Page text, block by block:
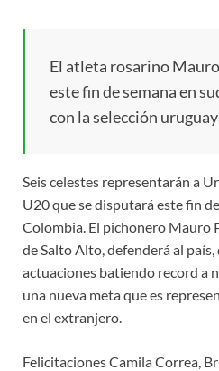
El atleta rosarino
este fin de semana en
con la selección
Seis celestes representarán a
U20 que se disputará este fin
Colombia. El pichonero Mauro
de Salto Alto, defenderá al
actuaciones batiendo record a
una nueva meta que es
en el extranjero.
Felicitaciones Camila Correa,